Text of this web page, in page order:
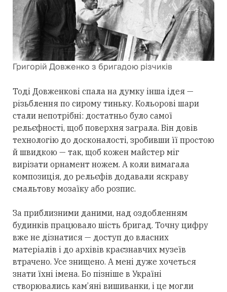
Григорій Довженко з бригадою різчиків
Тоді Довженкові спала на думку інша ідея —
різьблення по сирому тиньку. Кольорові шари
стали непотрібні: достатньо було самої
рельєфності, щоб поверхня заграла. Він довів
технологію до досконалості, зробивши її простою
й швидкою — так, щоб кожен майстер міг
вирізати орнамент ножем. А коли вимагала
композиція, до рельєфів додавали яскраву
смальтову мозаїку або розпис.
За приблизними даними, над оздобленням
будинків працювало шість бригад. Точну цифру
вже не дізнатися — доступ до власних
матеріалів і до архівів краєзнавчих музеїв
втрачено. Усе знищено. А мені дуже хочеться
знати їхні імена. Бо пізніше в Україні
створювались кам’яні вишиванки, і це могли